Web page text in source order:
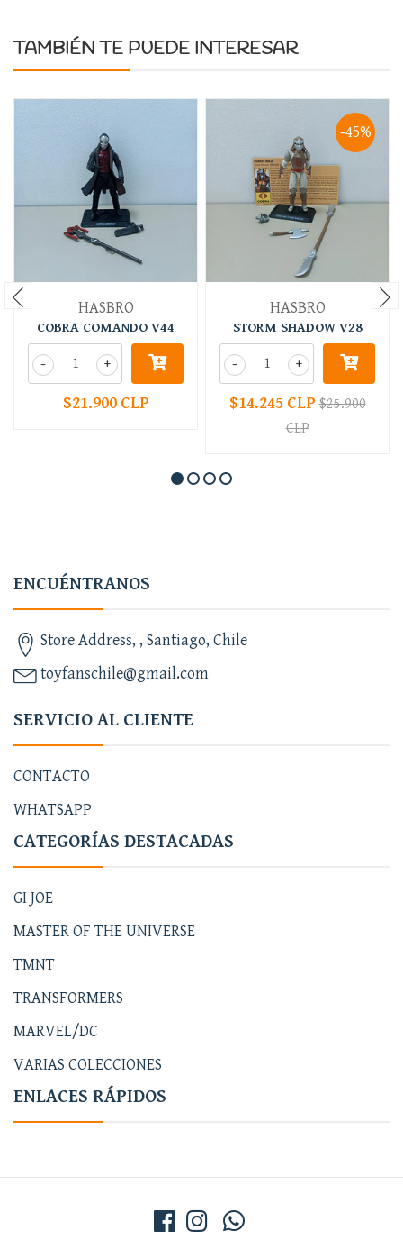
TAMBIÉN TE PUEDE INTERESAR
HASBRO
COBRA COMANDO V44
+
-
$21.900 CLP
-45%
HASBRO
STORM SHADOW V28
+
-
$14.245 CLP$25.900
CLP
ENCUÉNTRANOS
Store Address, , Santiago, Chile
toyfanschile@gmail.com
SERVICIO AL CLIENTE
CONTACTO
WHATSAPP
CATEGORÍAS DESTACADAS
GI JOE
MASTER OF THE UNIVERSE
TMNT
TRANSFORMERS
MARVEL/DC
VARIAS COLECCIONES
ENLACES RÁPIDOS